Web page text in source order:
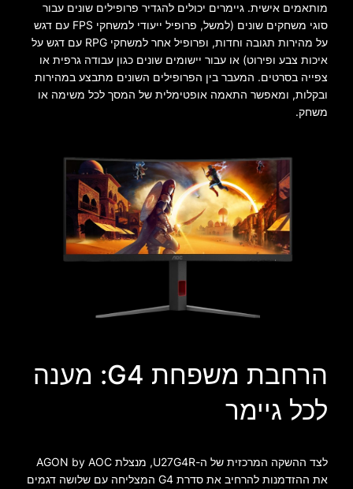
מותאמים אישית. גיימרים יכולים להגדיר פרופילים שונים עבור
סוגי משחקים שונים (למשל, פרופיל ייעודי למשחקי FPS עם דגש
על מהירות תגובה וחדות, ופרופיל אחר למשחקי RPG עם דגש על
איכות צבע ופירוט) או עבור יישומים שונים כגון עבודה גרפית או
צפייה בסרטים. המעבר בין הפרופילים השונים מתבצע במהירות
ובקלות, ומאפשר התאמה אופטימלית של המסך לכל משימה או
משחק.
הרחבת משפחת G4: מענה
לכל גיימר
לצד ההשקה המרכזית של ה-U27G4R, מנצלת AGON by AOC
את ההזדמנות להרחיב את סדרת G4 המצליחה עם שלושה דגמים